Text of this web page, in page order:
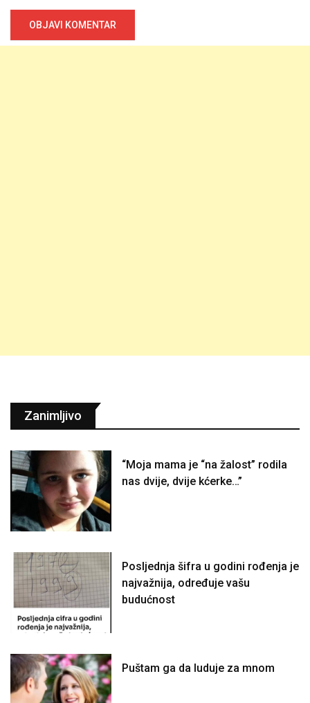
Zanimljivo
“Moja mama je “na žalost” rodila
nas dvije, dvije kćerke…”
Posljednja šifra u godini rođenja je
najvažnija, određuje vašu
budućnost
Puštam ga da luduje za mnom